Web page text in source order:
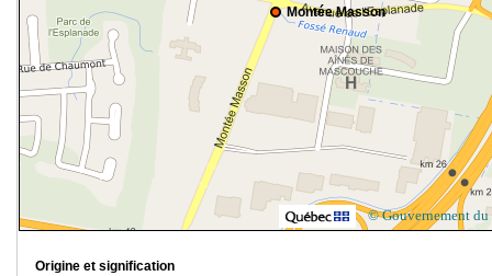
Montée Masson
© Gouvernement du
Origine et signification